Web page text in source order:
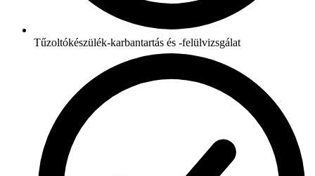
Tűzoltókészülék-karbantartás és -felülvizsgálat